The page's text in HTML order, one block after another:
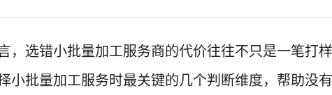
，选错小批量加工服务商的代价往往不只是一笔打
小批量加工服务时最关键的几个判断维度，帮助没